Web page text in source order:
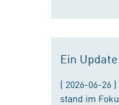
Ein
( 2026-06-26
stand im